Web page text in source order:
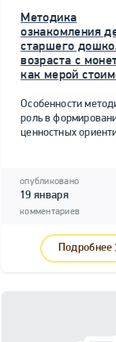
Методика
ознакомления
старшего
возраста с
как мерой
Особенности
роль в
ценностных
опубликовано
19 января
комментариев
Подробнее